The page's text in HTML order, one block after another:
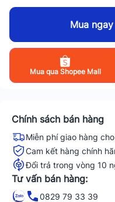
Mua ngay
Mua qua Shopee Mall
Chính sách bán hàng
Miễn phí giao hàng
Cam kết hàng chính
Đổi trả trong vòng 10
Tư vấn bán hàng:
0829 79 33 39